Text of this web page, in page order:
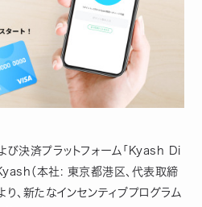
び決済プラットフォーム「Kyash Di
（本社: 東京都港区、代表取締
、新たなインセンティブプログラム